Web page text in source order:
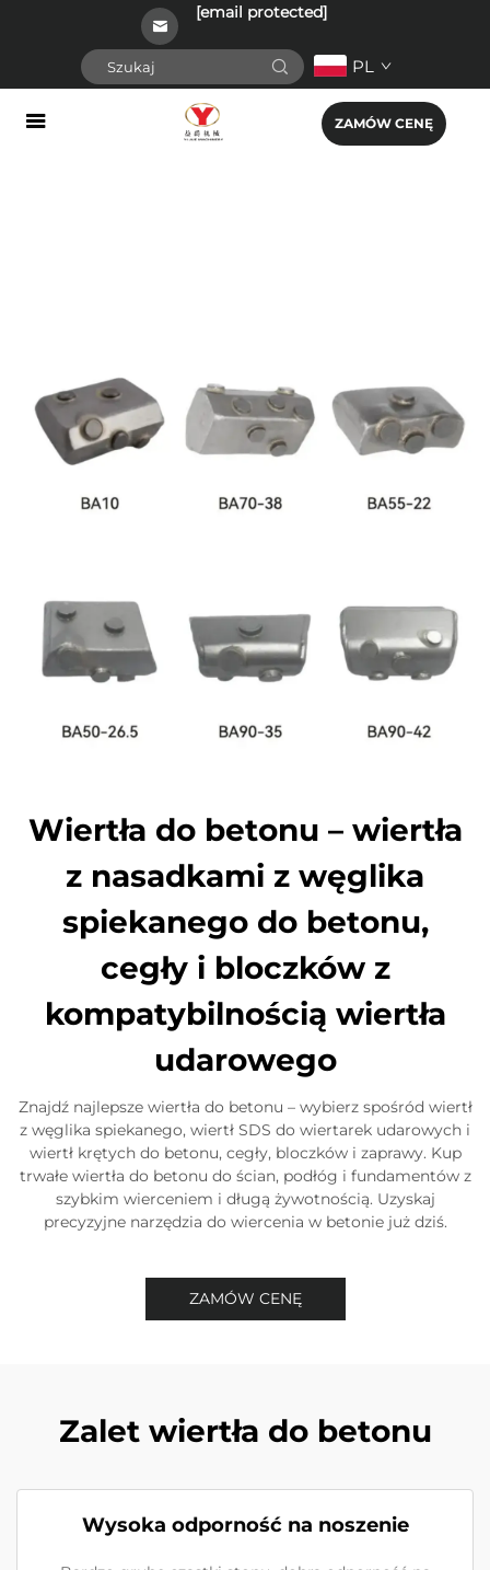
[email protected]
PL
ZAMÓW CENĘ
Wiertła do betonu – wiertła
z nasadkami z węglika
spiekanego do betonu,
cegły i bloczków z
kompatybilnością wiertła
udarowego
Znajdź najlepsze wiertła do betonu – wybierz spośród wiertł
z węglika spiekanego, wiertł SDS do wiertarek udarowych i
wiertł krętych do betonu, cegły, bloczków i zaprawy. Kup
trwałe wiertła do betonu do ścian, podłóg i fundamentów z
szybkim wierceniem i długą żywotnością. Uzyskaj
precyzyjne narzędzia do wiercenia w betonie już dziś.
ZAMÓW CENĘ
Zalet wiertła do betonu
Wysoka odporność na noszenie